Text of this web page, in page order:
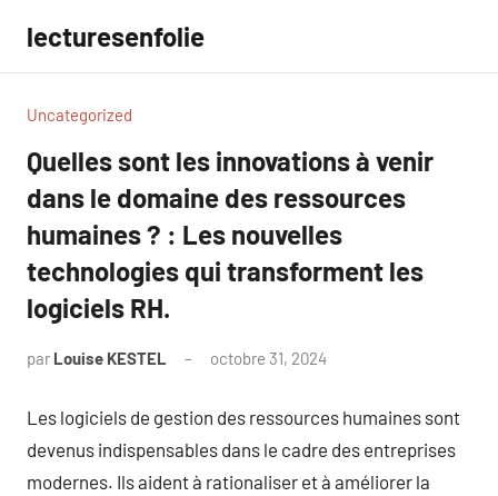
contenu
lecturesenfolie
Uncategorized
Quelles sont les innovations à venir
dans le domaine des ressources
humaines ? : Les nouvelles
technologies qui transforment les
logiciels RH.
par Louise KESTEL octobre 31, 2024
Les logiciels de gestion des ressources humaines sont
devenus indispensables dans le cadre des entreprises
modernes. Ils aident à rationaliser et à améliorer la